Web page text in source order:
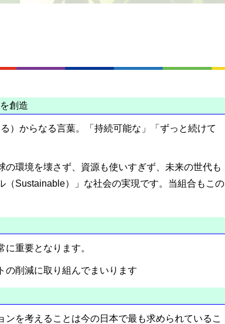
創造
）からなる言葉。「持続可能な」「ずっと続けて
環境を壊さず、資源も使いすぎず、未来の世代も
Sustainable）」な社会の実現です。当組合もこの
重要となります。
の削減に取り組んでまいります
を考えることは今の日本で最も求められているこ